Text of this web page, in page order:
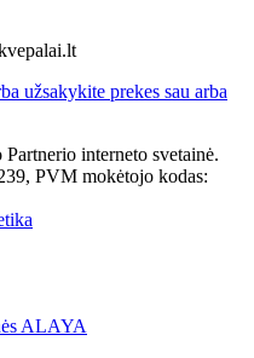
užsakykite prekes sau arba
interneto svetainė.
PVM mokėtojo kodas:
ALAYA